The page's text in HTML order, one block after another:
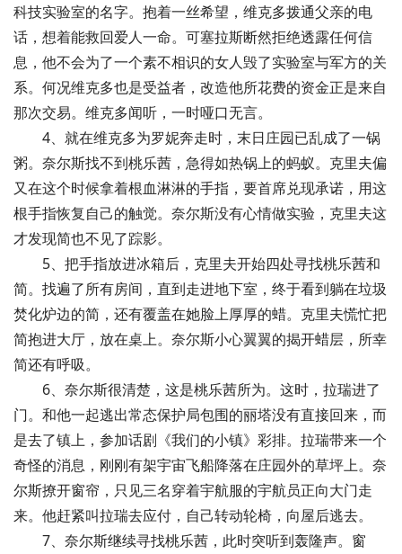
科技实验室的名字。抱着一丝希望，维克多拨通父亲的电
话，想着能救回爱人一命。可塞拉斯断然拒绝透露任何信
息，他不会为了一个素不相识的女人毁了实验室与军方的关
系。何况维克多也是受益者，改造他所花费的资金正是来自
那次交易。维克多闻听，一时哑口无言。
4、就在维克多为罗妮奔走时，末日庄园已乱成了一锅
粥。奈尔斯找不到桃乐茜，急得如热锅上的蚂蚁。克里夫偏
又在这个时候拿着根血淋淋的手指，要首席兑现承诺，用这
根手指恢复自己的触觉。奈尔斯没有心情做实验，克里夫这
才发现简也不见了踪影。
5、把手指放进冰箱后，克里夫开始四处寻找桃乐茜和
简。找遍了所有房间，直到走进地下室，终于看到躺在垃圾
焚化炉边的简，还有覆盖在她脸上厚厚的蜡。克里夫慌忙把
简抱进大厅，放在桌上。奈尔斯小心翼翼的揭开蜡层，所幸
简还有呼吸。
6、奈尔斯很清楚，这是桃乐茜所为。这时，拉瑞进了
门。和他一起逃出常态保护局包围的丽塔没有直接回来，而
是去了镇上，参加话剧《我们的小镇》彩排。拉瑞带来一个
奇怪的消息，刚刚有架宇宙飞船降落在庄园外的草坪上。奈
尔斯撩开窗帘，只见三名穿着宇航服的宇航员正向大门走
来。他赶紧叫拉瑞去应付，自己转动轮椅，向屋后逃去。
7、奈尔斯继续寻找桃乐茜，此时突听到轰隆声。窗